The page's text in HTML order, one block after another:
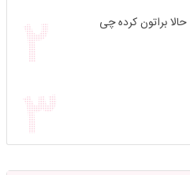
براتون کرده چی